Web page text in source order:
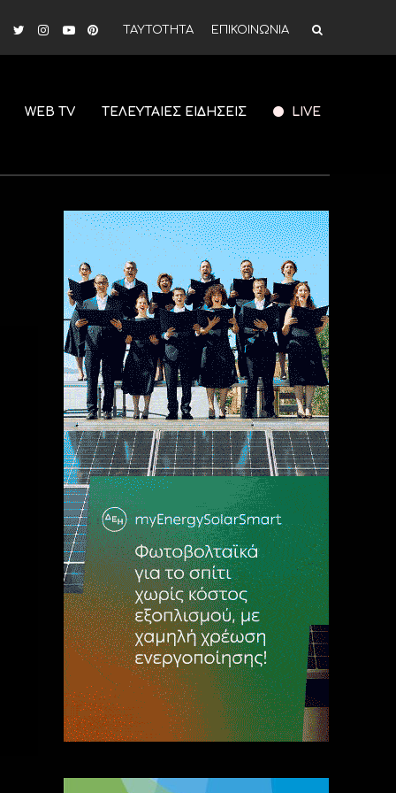
ΤΑΥΤΟΤΗΤΑ ΕΠΙΚΟΙΝΩΝΙΑ
WEB TV ΤΕΛΕΥΤΑΙΕΣ ΕΙΔΗΣΕΙΣ LIVE